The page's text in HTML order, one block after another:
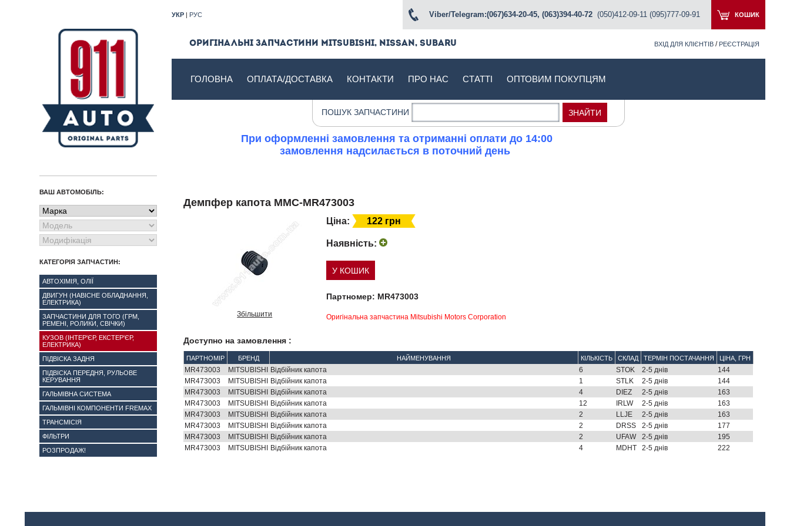
КОШИК
УКР | РУС Viber/Telegram:(067)634-20-45, (063)394-40-72 (050)412-09-11 (095)777-09-91
Оригінальні запчастини Mitsubishi, Nissan, Subaru ВХІД ДЛЯ КЛІЄНТІВ / РЕЄСТРАЦІЯ
ГОЛОВНА ОПЛАТА/ДОСТАВКА КОНТАКТИ ПРО НАС СТАТТІ ОПТОВИМ ПОКУПЦЯМ
ПОШУК ЗАПЧАСТИНИ
При оформленні замовлення та отриманні оплати до 14:00
замовлення надсилається в поточний день
Демпфер капота MMC-MR473003
Збільшити
Ціна: 122 грн
Наявність:
Партномер: MR473003
Оригінальна запчастина Mitsubishi Motors Corporation
Доступно на замовлення :
ПАРТНОМІР БРЕНД НАЙМЕНУВАННЯ КІЛЬКІСТЬ СКЛАД ТЕРМІН ПОСТАЧАННЯ ЦІНА, ГРН
MR473003 MITSUBISHI Відбійник капота 6 STOK 2-5 днів
144
MR473003
MITSUBISHI Відбійник капота 1 STLK 2-5 днів
144
MR473003
MITSUBISHI Відбійник капота 4 DIEZ 2-5 днів
163
MR473003
MITSUBISHI Відбійник капота 12 IRLW 2-5 днів
163
MR473003
MITSUBISHI Відбійник капота 2 LLJE 2-5 днів
163
MR473003
MITSUBISHI Відбійник капота 2 DRSS 2-5 днів
177
MR473003
MITSUBISHI Відбійник капота 2 UFAW 2-5 днів
195
MR473003
MITSUBISHI Відбійник капота 4 MDHT 2-5 днів 222
ВАШ АВТОМОБІЛЬ:
КАТЕГОРІЯ ЗАПЧАСТИН:
АВТОХІМІЯ, ОЛІЇ
ДВИГУН (НАВІСНЕ ОБЛАДНАННЯ,
ЕЛЕКТРИКА)
ЗАПЧАСТИНИ ДЛЯ ТОГО (ГРМ,
РЕМЕНІ, РОЛИКИ, СВІЧКИ)
КУЗОВ (ІНТЕР'ЄР, ЕКСТЕР'ЄР,
ЕЛЕКТРИКА)
ПІДВІСКА ЗАДНЯ
ПІДВІСКА ПЕРЕДНЯ, РУЛЬОВЕ
КЕРУВАННЯ
ГАЛЬМІВНА СИСТЕМА
ГАЛЬМІВНІ КОМПОНЕНТИ FREMAX
ТРАНСМІСІЯ
ФІЛЬТРИ
РОЗПРОДАЖ!